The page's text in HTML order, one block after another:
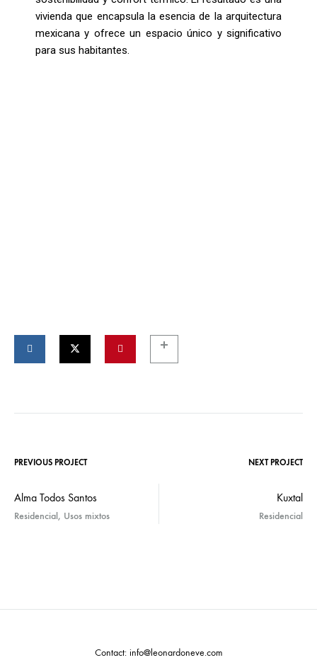
vivienda que encapsula la esencia de la arquitectura
mexicana y ofrece un espacio único y significativo
para sus habitantes.
PREVIOUS PROJECT NEXT PROJECT
Alma Todos Santos
Residencial, Usos mixtos
Kuxtal
Residencial
Contact: info@leonardoneve.com